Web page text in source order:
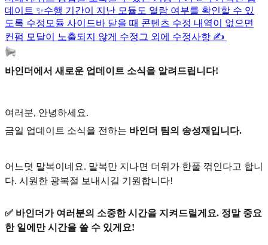
데이트 ✨수행 기간이 지난 모듈도 열람 여부를 확인할 수 있
도록 수정 모듈 사이드바 닫을 때 콘텐츠 수정 내역이 없으면
컨펌 모달이 노출되지 않게 수정 그 외에 수정사항 ✍️
바인더에서 새로운 업데이트 소식을 알려드립니다!
여러분, 안녕하세요.
금일 업데이트 소식을 전하는 바인더 팀의 송성재입니다.
어느덧 말복이네요. 말복만 지나면 더위가 한풀 꺾인다고 합니
다. 시원한 광복절 보내시길 기원합니다!
✅ 바인더가 여러분의 소중한 시간을 지켜드릴게요. 정말 중요
한 일에만 시간을 쓸 수 있게요!